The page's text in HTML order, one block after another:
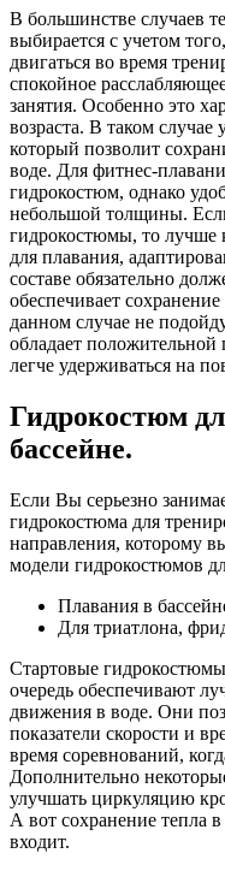
В большинстве случаев
выбирается с учетом
двигаться во время
спокойное
занятия. Особенно это
возраста. В таком случае
который позволит
воде. Для фитнес-
гидрокостюм, однако
небольшой толщины.
гидрокостюмы, то лучше
для плавания,
составе обязательно
обеспечивает
данном случае не
обладает положительной
легче удерживаться на
Гидрокостюм
бассейне.
Если Вы серьезно
гидрокостюма для
направления, которому
модели гидрокостюмов
Плавания в
Для триатлона,
Стартовые
очередь обеспечивают
движения в воде. Они
показатели скорости и
время соревнований,
Дополнительно
улучшать циркуляцию
А вот сохранение тепла
входит.